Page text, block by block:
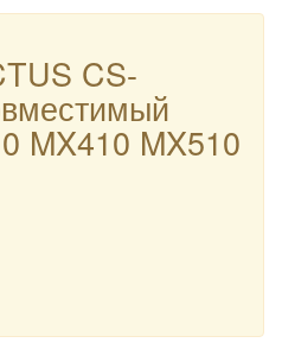
CS-
MX410 MX510